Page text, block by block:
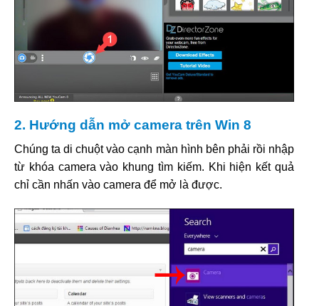
2. Hướng dẫn mở camera trên Win 8
Chúng ta di chuột vào cạnh màn hình bên phải rồi nhập
từ khóa camera vào khung tìm kiếm. Khi hiện kết quả
chỉ cần nhấn vào camera để mở là được.